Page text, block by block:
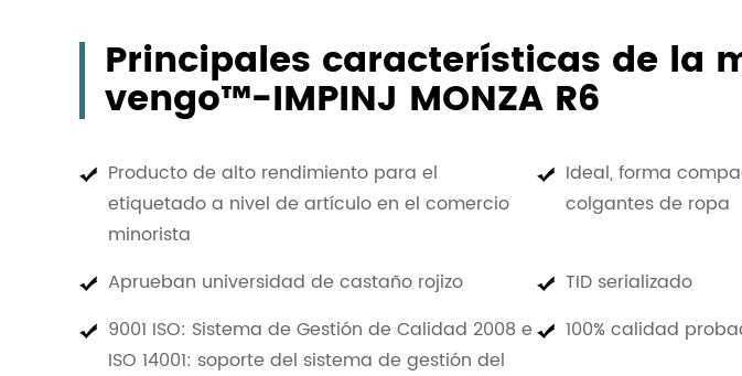
Principales características de la
vengo™-IMPINJ MONZA R6
Producto de alto rendimiento para el
etiquetado a nivel de artículo en el comercio
minorista
Ideal, forma
colgantes de ropa
Aprueban universidad de castaño rojizo
TID serializado
9001 ISO: Sistema de Gestión de Calidad 2008 e
ISO 14001: soporte del sistema de gestión del
100% calidad